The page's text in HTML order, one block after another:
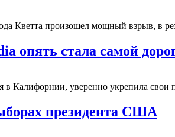
Кветта произошел мощный взрыв, в
опять стала самой
в Калифорнии, уверенно укрепила
президента США